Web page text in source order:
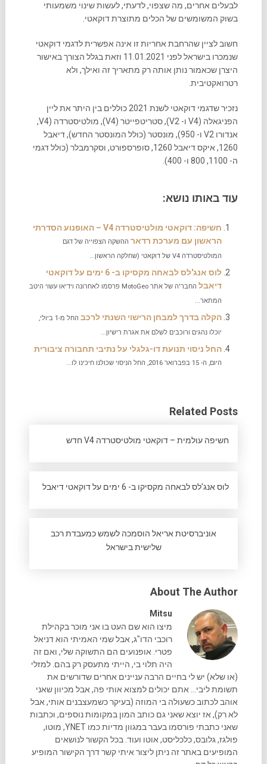
לבעלים אחרים, מה שצפוי, לדעתי, לעשות שינוי משמעותי
בשוק המשומשים של הכלים מתוצרת דוקאטי.
חשוב לציין שהרחבת אחריות זו אינה אפשרית לדגמי דוקאטי
שנמכרו בישראל לפני 11.01.2021 וזאת בגלל הצורך באישור
היצרן שכאמור נותן אותה רק מתאריך זה ואילך, ולא
רטרואקטיבית.
נזכיר שדגמי דוקאטי לשנת 2021 כוללים בין היתר את ליין
הפניגאלה (V4 ו- V2), סטריטפייטר (V4), מולטיסטרדה (V4,
אנדורו V2 ו- 950), מונסטר (כולל המונסטר החדש), דיאבל
1260, איקס דיאבל 1260, סופרספורט, וסקרמבלר (כולל דגמי
ה- 1100, 800 ו- 400).
עוד באותו נושא:
חשיפה: דוקאטי מולטיסטרדה V4 – האופנוע הסדרתי
הראשון עם מערכת רדאר ההשקה הצפוייה של דגם
המולטיסטרדה V4 של דוקאטי (שחלקה הראשון...
לוס אנג'לס לבאחה מקסיקו ב- 6 ימים על דוקאטי
דיאבל
החבר'ה של אתר MotoGeo פרסמו לאחרונה וידיאו עשוי היטב
המתאר...
הקלה בדרך למבחן הרישוי השנתי לרכב
החל מ-1 ביולי,
יוכלו נהגים ורוכבים לשלם את אגרת רישיון...
החל ניסוי תנועת דו-גלגלי על נתיבי תחבורה ציבורית
היום, ה- 15 בפברואר 2016, החל הניסוי שכולנו חיכינו לו...
Related Posts
חשיפה עולמית – דוקאטי מולטיסטרדה V4 חדש
לוס אנג'לס לבאחה מקסיקו ב- 6 ימים על דוקאטי דיאבל
אוניברסיטת אריאל הוסמכה לשמש כמעבדת רכב
שלישית בישראל
About The Author
Mitsu
מיצו הוא שם העט בו אני מוכר בקהילת
רוכבי הדו"ג, אבל שמי האמיתי הוא דניאל
פטרי. אופנועים הם התשוקה שלי, ואם זה
היה תלוי בי, הייתי מתעסק רק בהם. למזלי
(או שלא) יש לי בחיים הרבה עניינים אחרים שדורשים את
תשומת ליבי... אתם יכולים למצוא אותי פה, אבל מכיוון שאני
אוהב לכתוב כשעולה בי המוזה (בעיקר כשמעצבנים אותי, אבל
לא רק), אז יוצא שאני גם כותב המון במקומות נוספים, וכתבות
שאני כתבתי פורסמו בעבר במגוון מדיות כמו YNET, מוטו,
פולגז, גלובס, כלכליסט, אוטו ועוד. בכל הקשור לנושאים
המופיעים באתר זה ניתן ליצור איתי קשר דרך הקישור המופיע